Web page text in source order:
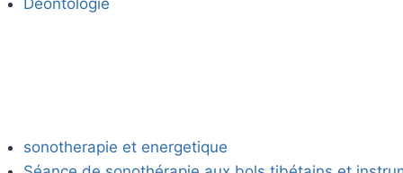
sonotherapie et energetique